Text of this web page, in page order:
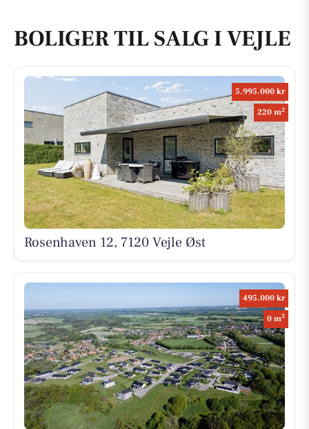
BOLIGER TIL SALG I VEJLE
5.995.000 kr
220 m2
Rosenhaven 12, 7120 Vejle Øst
495.000 kr
0 m2